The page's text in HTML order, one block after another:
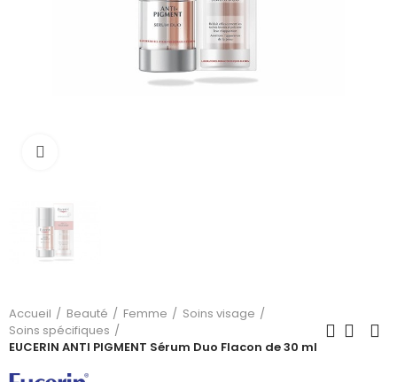
Accueil Beauté Femme
Soins visage
Soins spécifiques
EUCERIN ANTI PIGMENT Sérum Duo Flacon de 30 ml